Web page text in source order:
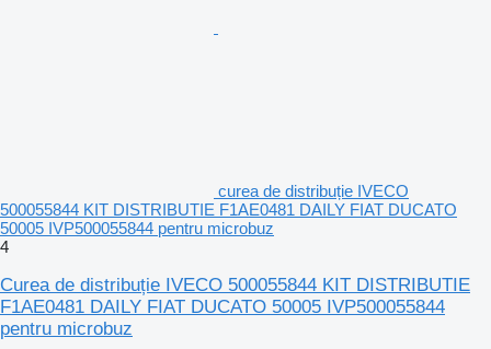
curea de distribuție IVECO
500055844 KIT DISTRIBUTIE F1AE0481 DAILY FIAT DUCATO
50005 IVP500055844 pentru microbuz
4
Curea de distribuție IVECO 500055844 KIT DISTRIBUTIE
F1AE0481 DAILY FIAT DUCATO 50005 IVP500055844
pentru microbuz